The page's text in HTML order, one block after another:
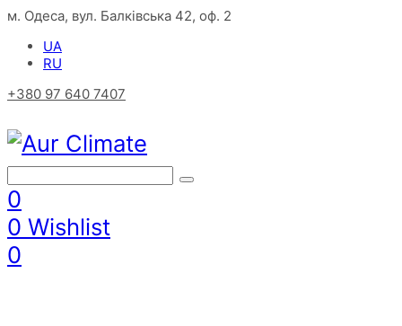
м. Одеса, вул. Балківська 42, оф. 2
UA
RU
+380 97 640 7407
0
0 Wishlist
0